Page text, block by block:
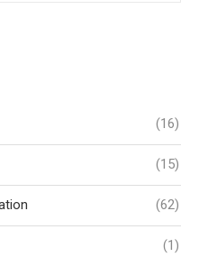
(16)
(15)
(62)
(1)